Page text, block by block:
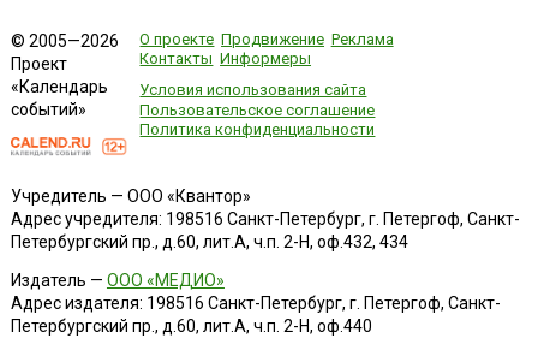
© 2005—2026
Проект
«Календарь
событий»
О проекте Продвижение Реклама
Контакты Информеры
Условия использования сайта
Пользовательское соглашение
Политика конфиденциальности
Учредитель — ООО «Квантор»
Адрес учредителя: 198516 Санкт-Петербург, г. Петергоф, Санкт-
Петербургский пр., д.60, лит.А, ч.п. 2-Н, оф.432, 434
Издатель — ООО «МЕДИО»
Адрес издателя: 198516 Санкт-Петербург, г. Петергоф, Санкт-
Петербургский пр., д.60, лит.А, ч.п. 2-Н, оф.440